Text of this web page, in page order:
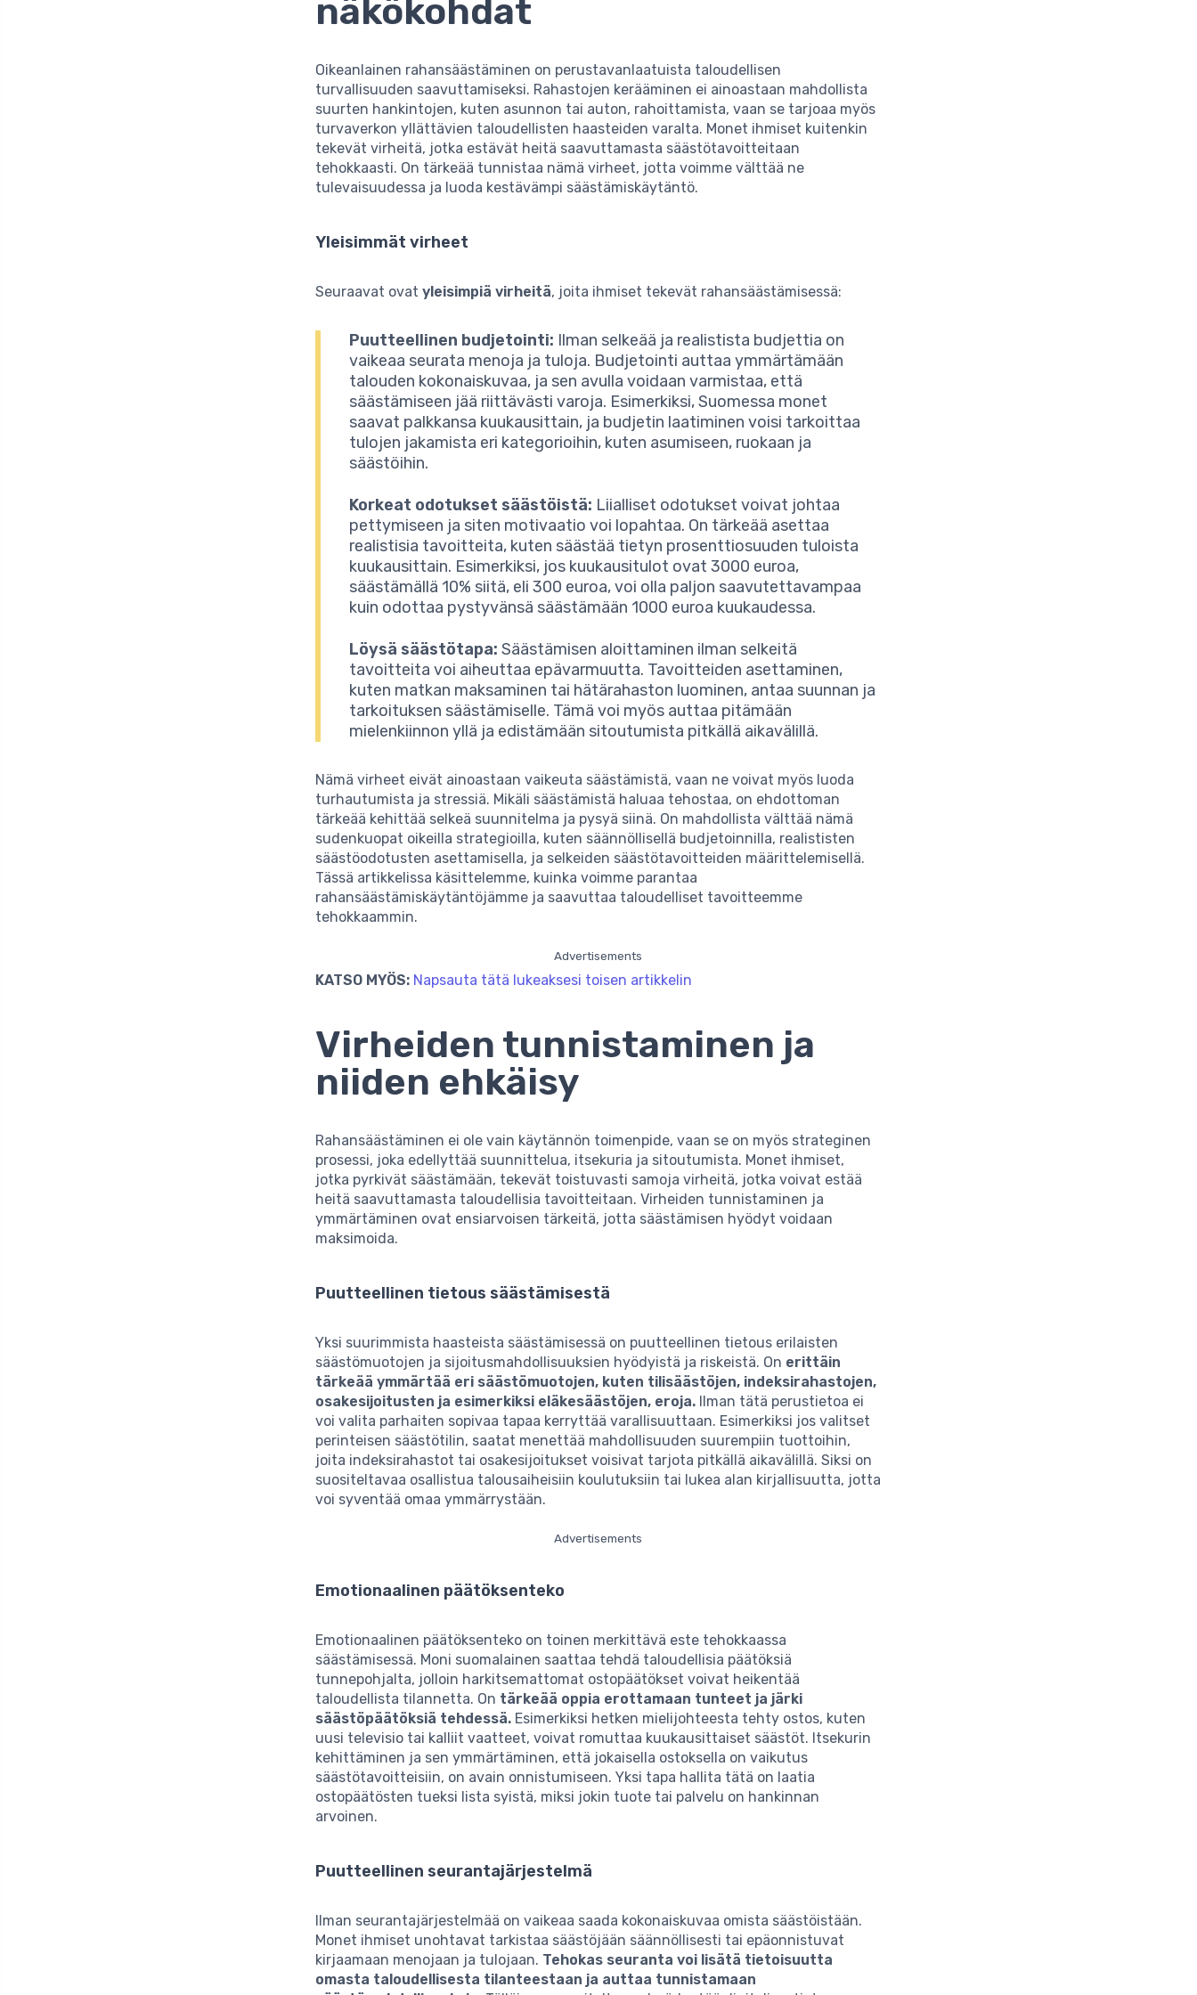
näkökohdat
Oikeanlainen rahansäästäminen on perustavanlaatuista taloudellisen
turvallisuuden saavuttamiseksi. Rahastojen kerääminen ei ainoastaan mahdollista
suurten hankintojen, kuten asunnon tai auton, rahoittamista, vaan se tarjoaa myös
turvaverkon yllättävien taloudellisten haasteiden varalta. Monet ihmiset kuitenkin
tekevät virheitä, jotka estävät heitä saavuttamasta säästötavoitteitaan
tehokkaasti. On tärkeää tunnistaa nämä virheet, jotta voimme välttää ne
tulevaisuudessa ja luoda kestävämpi säästämiskäytäntö.
Yleisimmät virheet
Seuraavat ovatyleisimpiä virheitä, joita ihmiset tekevät rahansäästämisessä:
Puutteellinen budjetointi: Ilman selkeää ja realistista budjettia on
vaikeaa seurata menoja ja tuloja. Budjetointi auttaa ymmärtämään
talouden kokonaiskuvaa, ja sen avulla voidaan varmistaa, että
säästämiseen jää riittävästi varoja. Esimerkiksi, Suomessa monet
saavat palkkansa kuukausittain, ja budjetin laatiminen voisi tarkoittaa
tulojen jakamista eri kategorioihin, kuten asumiseen, ruokaan ja
säästöihin.
Korkeat odotukset säästöistä: Liialliset odotukset voivat johtaa
pettymiseen ja siten motivaatio voi lopahtaa. On tärkeää asettaa
realistisia tavoitteita, kuten säästää tietyn prosenttiosuuden tuloista
kuukausittain. Esimerkiksi, jos kuukausitulot ovat 3000 euroa,
säästämällä 10% siitä, eli 300 euroa, voi olla paljon saavutettavampaa
kuin odottaa pystyvänsä säästämään 1000 euroa kuukaudessa.
Löysä säästötapa: Säästämisen aloittaminen ilman selkeitä
tavoitteita voi aiheuttaa epävarmuutta. Tavoitteiden asettaminen,
kuten matkan maksaminen tai hätärahaston luominen, antaa suunnan ja
tarkoituksen säästämiselle. Tämä voi myös auttaa pitämään
mielenkiinnon yllä ja edistämään sitoutumista pitkällä aikavälillä.
Nämä virheet eivät ainoastaan vaikeuta säästämistä, vaan ne voivat myös luoda
turhautumista ja stressiä. Mikäli säästämistä haluaa tehostaa, on ehdottoman
tärkeää kehittää selkeä suunnitelma ja pysyä siinä. On mahdollista välttää nämä
sudenkuopat oikeilla strategioilla, kuten säännöllisellä budjetoinnilla, realististen
säästöodotusten asettamisella, ja selkeiden säästötavoitteiden määrittelemisellä.
Tässä artikkelissa käsittelemme, kuinka voimme parantaa
rahansäästämiskäytäntöjämme ja saavuttaa taloudelliset tavoitteemme
tehokkaammin.
Advertisements
KATSO MYÖS: Napsauta tätä lukeaksesi toisen artikkelin
Virheiden tunnistaminen ja
niiden ehkäisy
Rahansäästäminen ei ole vain käytännön toimenpide, vaan se on myös strateginen
prosessi, joka edellyttää suunnittelua, itsekuria ja sitoutumista. Monet ihmiset,
jotka pyrkivät säästämään, tekevät toistuvasti samoja virheitä, jotka voivat estää
heitä saavuttamasta taloudellisia tavoitteitaan. Virheiden tunnistaminen ja
ymmärtäminen ovat ensiarvoisen tärkeitä, jotta säästämisen hyödyt voidaan
maksimoida.
Puutteellinen tietous säästämisestä
Yksi suurimmista haasteista säästämisessä on puutteellinen tietous erilaisten
säästömuotojen ja sijoitusmahdollisuuksien hyödyistä ja riskeistä. On erittäin
tärkeää ymmärtää eri säästömuotojen, kuten tilisäästöjen, indeksirahastojen,
osakesijoitusten ja esimerkiksi eläkesäästöjen, eroja. Ilman tätä perustietoa ei
voi valita parhaiten sopivaa tapaa kerryttää varallisuuttaan. Esimerkiksi jos valitset
perinteisen säästötilin, saatat menettää mahdollisuuden suurempiin tuottoihin,
joita indeksirahastot tai osakesijoitukset voisivat tarjota pitkällä aikavälillä. Siksi on
suositeltavaa osallistua talousaiheisiin koulutuksiin tai lukea alan kirjallisuutta, jotta
voi syventää omaa ymmärrystään.
Advertisements
Emotionaalinen päätöksenteko
Emotionaalinen päätöksenteko on toinen merkittävä este tehokkaassa
säästämisessä. Moni suomalainen saattaa tehdä taloudellisia päätöksiä
tunnepohjalta, jolloin harkitsemattomat ostopäätökset voivat heikentää
taloudellista tilannetta. On tärkeää oppia erottamaan tunteet ja järki
säästöpäätöksiä tehdessä. Esimerkiksi hetken mielijohteesta tehty ostos, kuten
uusi televisio tai kalliit vaatteet, voivat romuttaa kuukausittaiset säästöt. Itsekurin
kehittäminen ja sen ymmärtäminen, että jokaisella ostoksella on vaikutus
säästötavoitteisiin, on avain onnistumiseen. Yksi tapa hallita tätä on laatia
ostopäätösten tueksi lista syistä, miksi jokin tuote tai palvelu on hankinnan
arvoinen.
Puutteellinen seurantajärjestelmä
Ilman seurantajärjestelmää on vaikeaa saada kokonaiskuvaa omista säästöistään.
Monet ihmiset unohtavat tarkistaa säästöjään säännöllisesti tai epäonnistuvat
kirjaamaan menojaan ja tulojaan. Tehokas seuranta voi lisätä tietoisuutta
omasta taloudellisesta tilanteestaan ja auttaa tunnistamaan